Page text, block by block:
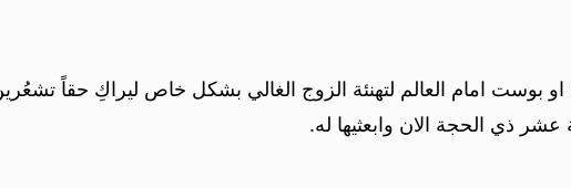
او بوست امام العالم لتهنئة الزوج الغالي بشكل خاص ليراكِ حقاً
ذي الحجة الان وابعثيها له.